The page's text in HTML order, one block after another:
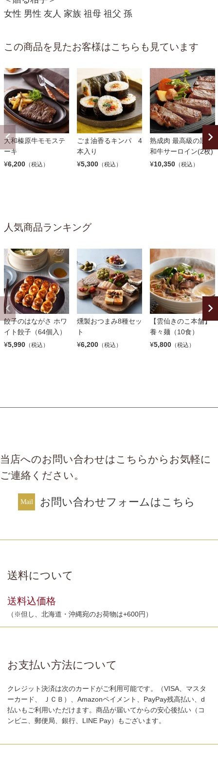
女性 男性 友人 家族 祖母 祖父 孫
この商品を見たお客様はこちらも見ています
大和榛原牛モモステ
ーキ
¥6,200 （税込）
ごま油香るキンパ 4
本入り
¥5,300 （税込）
熟成肉 最高級の黒毛
和牛サーロイン(2枚)
¥10,350 （税込）
人気商品ランキング
餃子のはながさ ホワ
イト餃子（64個入）
¥5,990 （税込）
燻製おつまみ8種セッ
ト
¥6,200 （税込）
【雲仙きのこ本舗】
養々麺（10食）
¥5,800 （税込）
当店へのお問い合わせはこちらからお気軽に
ご連絡ください。
お問い合わせフォームはこちら
送料について
送料込価格
（※但し、北海道・沖縄宛のお荷物は+600円）
お支払い方法について
クレジット決済は次のカードがご利用可能です。（VISA、マスタ
ーカード、 ＪＣＢ）、Amazonペイメント、PayPay残高払い、d
払いもご利用いただけます。商品が届いてからの安心後払い（コ
ンビニ、郵便局、銀行、LINE Pay）もございます。